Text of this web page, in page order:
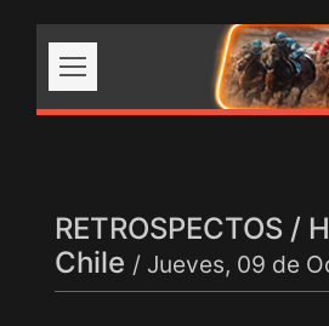
RETROSPECTOS /
Chile / Jueves, 09 de